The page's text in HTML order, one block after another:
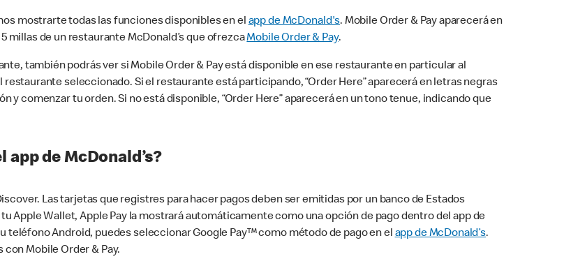
mostrarte todas las funciones disponibles en elapp de McDonald's. Mobile Order & Pay aparecerá en
millas de un restaurante McDonald’s que ofrezcaMobile Order & Pay.
también podrás ver si Mobile Order & Pay está disponible en ese restaurante en particular al
seleccionado. Si el restaurante está participando, “Order Here” aparecerá en letras negras
y comenzar tu orden. Si no está disponible, “Order Here” aparecerá en un tono tenue, indicando que
de McDonald’s?
Las tarjetas que registres para hacer pagos deben ser emitidas por un banco de Estados
Apple Wallet, Apple Pay la mostrará automáticamente como una opción de pago dentro del app de
teléfono Android, puedes seleccionar Google Pay™ como método de pago en elapp de McDonald’s.
con Mobile Order & Pay.